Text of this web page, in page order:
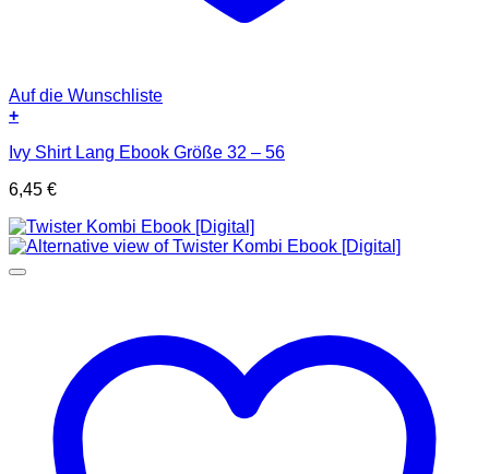
Auf die Wunschliste
+
Ivy Shirt Lang Ebook Größe 32 – 56
6,45 €